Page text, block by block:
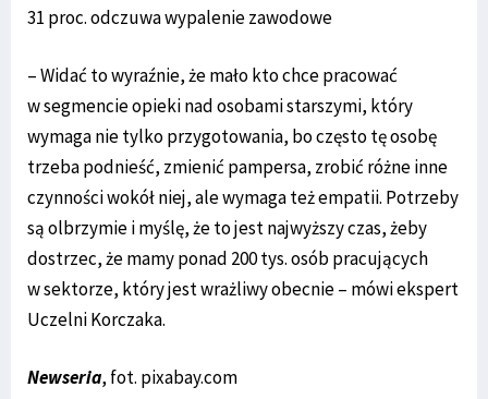
31 proc. odczuwa wypalenie zawodowe
– Widać to wyraźnie, że mało kto chce pracować
w segmencie opieki nad osobami starszymi, który
wymaga nie tylko przygotowania, bo często tę osobę
trzeba podnieść, zmienić pampersa, zrobić różne inne
czynności wokół niej, ale wymaga też empatii. Potrzeby
są olbrzymie i myślę, że to jest najwyższy czas, żeby
dostrzec, że mamy ponad 200 tys. osób pracujących
w sektorze, który jest wrażliwy obecnie – mówi ekspert
Uczelni Korczaka.
Newseria, fot. pixabay.com